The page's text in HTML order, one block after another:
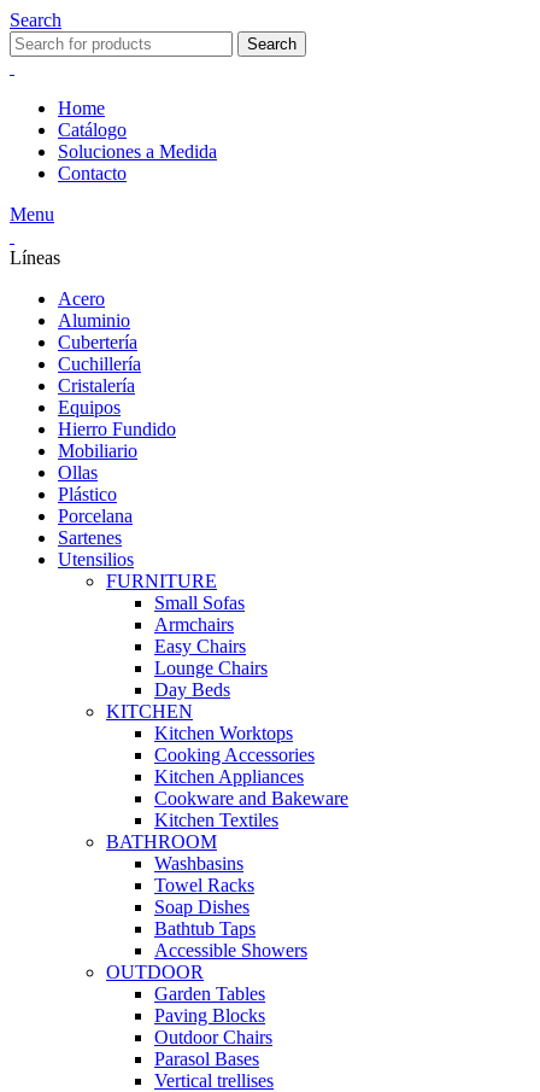
Search
Search
Home
Catálogo
Soluciones a Medida
Contacto
Menu
Líneas
Acero
Aluminio
Cubertería
Cuchillería
Cristalería
Equipos
Hierro Fundido
Mobiliario
Ollas
Plástico
Porcelana
Sartenes
Utensilios
FURNITURE
Small Sofas
Armchairs
Easy Chairs
Lounge Chairs
Day Beds
KITCHEN
Kitchen Worktops
Cooking Accessories
Kitchen Appliances
Cookware and Bakeware
Kitchen Textiles
BATHROOM
Washbasins
Towel Racks
Soap Dishes
Bathtub Taps
Accessible Showers
OUTDOOR
Garden Tables
Paving Blocks
Outdoor Chairs
Parasol Bases
Vertical trellises